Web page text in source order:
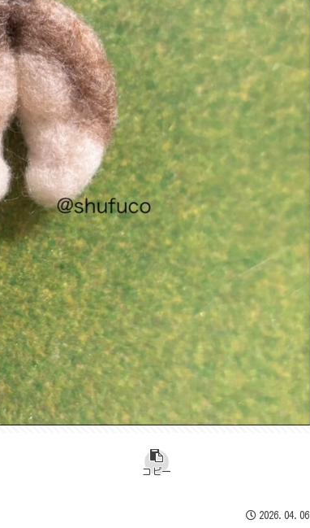
コピー
2026.04.06